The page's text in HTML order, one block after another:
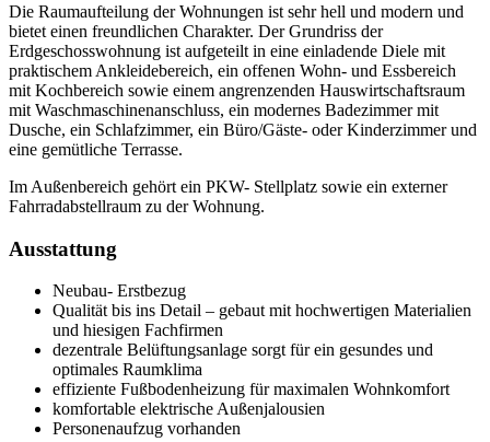
Die Raumaufteilung der Wohnungen ist sehr hell und modern und
bietet einen freundlichen Charakter. Der Grundriss der
Erdgeschosswohnung ist aufgeteilt in eine einladende Diele mit
praktischem Ankleidebereich, ein offenen Wohn- und Essbereich
mit Kochbereich sowie einem angrenzenden Hauswirtschaftsraum
mit Waschmaschinenanschluss, ein modernes Badezimmer mit
Dusche, ein Schlafzimmer, ein Büro/Gäste- oder Kinderzimmer und
eine gemütliche Terrasse.
Im Außenbereich gehört ein PKW- Stellplatz sowie ein externer
Fahrradabstellraum zu der Wohnung.
Ausstattung
Neubau- Erstbezug
Qualität bis ins Detail – gebaut mit hochwertigen Materialien
und hiesigen Fachfirmen
dezentrale Belüftungsanlage sorgt für ein gesundes und
optimales Raumklima
effiziente Fußbodenheizung für maximalen Wohnkomfort
komfortable elektrische Außenjalousien
Personenaufzug vorhanden